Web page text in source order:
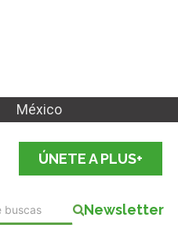
México
ÚNETE A PLUS+
Newsletter